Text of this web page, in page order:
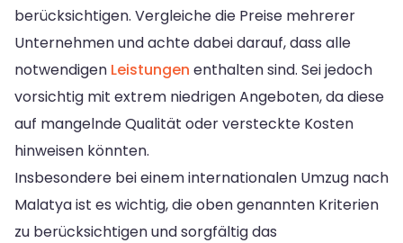
berücksichtigen. Vergleiche die Preise mehrerer
Unternehmen und achte dabei darauf, dass alle
notwendigen Leistungen enthalten sind. Sei jedoch
vorsichtig mit extrem niedrigen Angeboten, da diese
auf mangelnde Qualität oder versteckte Kosten
hinweisen könnten.
Insbesondere bei einem internationalen Umzug nach
Malatya ist es wichtig, die oben genannten Kriterien
zu berücksichtigen und sorgfältig das